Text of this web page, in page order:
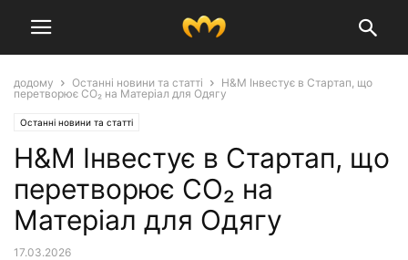
додому Останні новини та статті
H&M Інвестує в Стартап, що
перетворює CO₂ на Матеріал для Одягу
Останні новини та статті
H&M Інвестує в Стартап, що
перетворює CO₂ на
Матеріал для Одягу
17.03.2026